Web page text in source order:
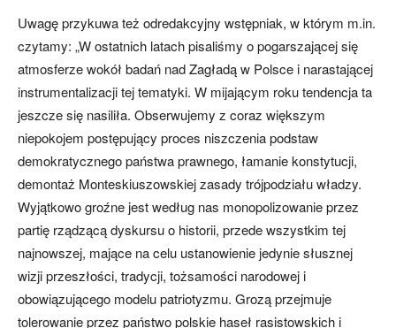
Uwagę przykuwa też odredakcyjny wstępniak, w którym m.in.
czytamy: „W ostatnich latach pisaliśmy o pogarszającej się
atmosferze wokół badań nad Zagładą w Polsce i narastającej
instrumentalizacji tej tematyki. W mijającym roku tendencja ta
jeszcze się nasiliła. Obserwujemy z coraz większym
niepokojem postępujący proces niszczenia podstaw
demokratycznego państwa prawnego, łamanie konstytucji,
demontaż Monteskiuszowskiej zasady trójpodziału władzy.
Wyjątkowo groźne jest według nas monopolizowanie przez
partię rządzącą dyskursu o historii, przede wszystkim tej
najnowszej, mające na celu ustanowienie jedynie słusznej
wizji przeszłości, tradycji, tożsamości narodowej i
obowiązującego modelu patriotyzmu. Grozą przejmuje
tolerowanie przez państwo polskie haseł rasistowskich i